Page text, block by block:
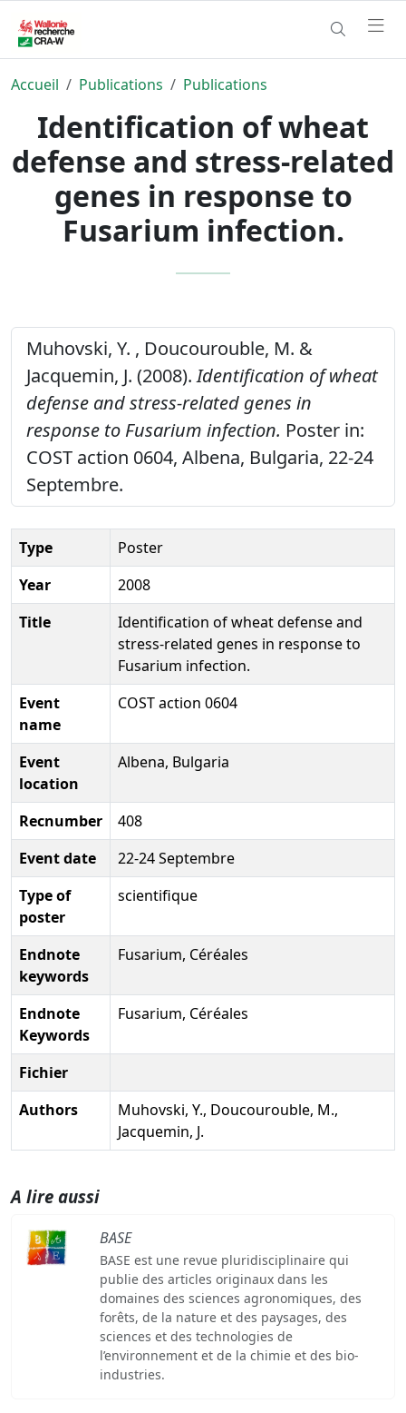
Accueil Publications Publications
Identification of wheat
defense and stress-related
genes in response to
Fusarium infection.
Muhovski, Y. , Doucourouble, M. &
Jacquemin, J. (2008).Identification of wheat
defense and stress-related genes in
response to Fusarium infection. Poster in:
COST action 0604, Albena, Bulgaria, 22-24
Septembre.
Type
Poster
Year
2008
Title
Identification of wheat defense and
stress-related genes in response to
Fusarium infection.
Event
name
COST action 0604
Event
location
Albena, Bulgaria
Recnumber
408
Event date
22-24 Septembre
Type of
poster
scientifique
Endnote
keywords
Fusarium, Céréales
Endnote
Keywords
Fusarium, Céréales
Fichier
Authors
Muhovski, Y., Doucourouble, M.,
Jacquemin, J.
A lire aussi
BASE
BASE est une revue pluridisciplinaire qui
publie des articles originaux dans les
domaines des sciences agronomiques, des
forêts, de la nature et des paysages, des
sciences et des technologies de
l’environnement et de la chimie et des bio-
industries.